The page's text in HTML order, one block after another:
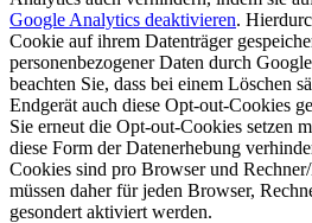
Google Analytics deaktivieren.
Cookie auf ihrem Datenträger
personenbezogener Daten durch
beachten Sie, dass bei einem Löschen
Endgerät auch diese Opt-out-Cookies
Sie erneut die Opt-out-Cookies setzen
diese Form der Datenerhebung
Cookies sind pro Browser und
müssen daher für jeden Browser,
gesondert aktiviert werden.